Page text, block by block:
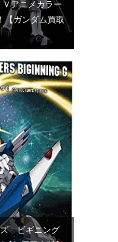
アニメカラー
【ガンダム買取
ズ ビギニング